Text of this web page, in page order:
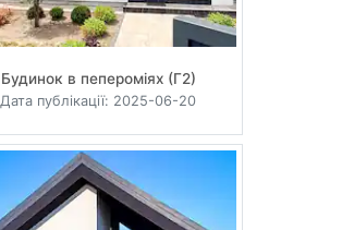
Будинок в пепероміях (Г2)
Дата публікації: 2025-06-20